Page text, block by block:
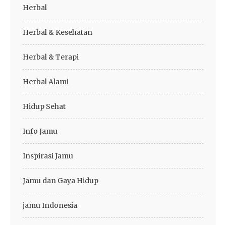
Herbal
Herbal & Kesehatan
Herbal & Terapi
Herbal Alami
Hidup Sehat
Info Jamu
Inspirasi Jamu
Jamu dan Gaya Hidup
jamu Indonesia